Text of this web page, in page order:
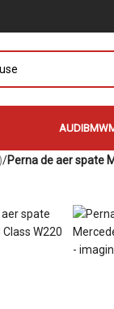
AUDIBMW
/Perna de aer spate